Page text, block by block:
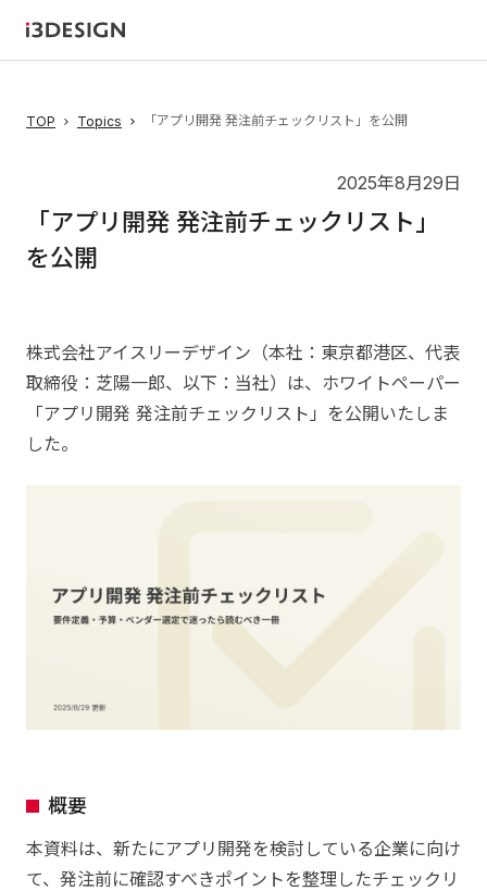
TOP Topics 「アプリ開発 発注前チェックリスト」を公開
2025年8月29日
「アプリ開発 発注前チェックリスト」
を公開
株式会社アイスリーデザイン（本社：東京都港区、代表
取締役：芝陽一郎、以下：当社）は、ホワイトペーパー
「アプリ開発 発注前チェックリスト」を公開いたしま
した。
概要
本資料は、新たにアプリ開発を検討している企業に向け
て、発注前に確認すべきポイントを整理したチェックリ